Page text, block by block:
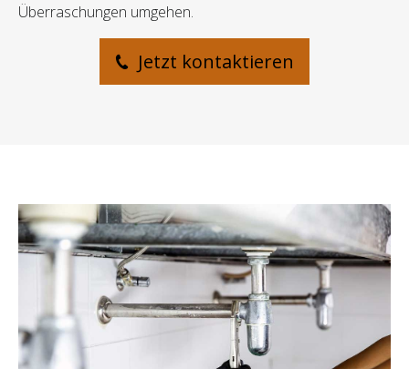
Überraschungen umgehen.
Jetzt kontaktieren